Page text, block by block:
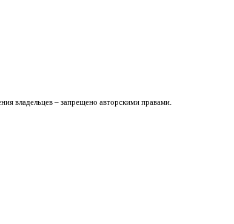
владельцев – запрещено авторскими правами.